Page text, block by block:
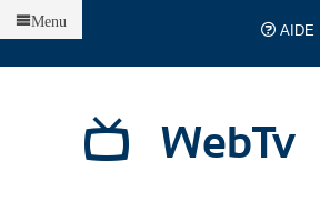
AIDE
WebTv
Menu